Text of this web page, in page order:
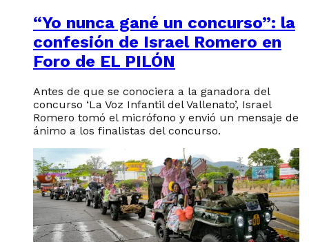
“Yo nunca gané un concurso”: la
confesión de Israel Romero en
Foro de EL PILÓN
Antes de que se conociera a la ganadora del
concurso ‘La Voz Infantil del Vallenato’, Israel
Romero tomó el micrófono y envió un mensaje de
ánimo a los finalistas del concurso.